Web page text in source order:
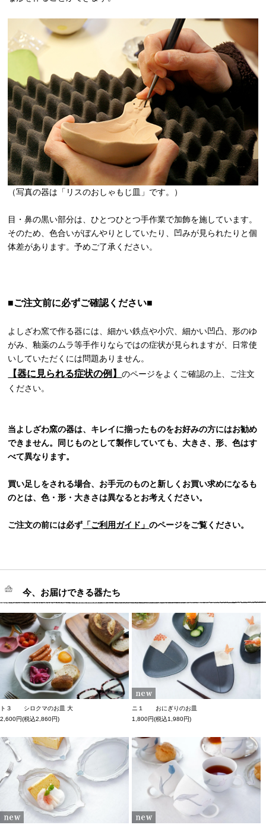
（写真の器は「リスのおしゃもじ皿」です。）
目・鼻の黒い部分は、ひとつひとつ手作業で加飾を施しています。
そのため、色合いがぼんやりとしていたり、凹みが見られたりと個
体差があります。予めご了承ください。
■ご注文前に必ずご確認ください■
よしざわ窯で作る器には、細かい鉄点や小穴、細かい凹凸、形のゆ
がみ、釉薬のムラ等手作りならではの症状が見られますが、日常使
いしていただくには問題ありません。
【器に見られる症状の例】のページをよくご確認の上、ご注文
ください。
当よしざわ窯の器は、キレイに揃ったものをお好みの方にはお勧め
できません。同じものとして製作していても、大きさ、形、色はす
べて異なります。
買い足しをされる場合、お手元のものと新しくお買い求めになるも
のとは、色・形・大きさは異なるとお考えください。
ご注文の前には必ず 「ご利用ガイド」のページをご覧ください。
今、お届けできる器たち
ト３ シロクマのお皿 大
2,600円(税込2,860円)
ニ１ おにぎりのお皿
1,800円(税込1,980円)